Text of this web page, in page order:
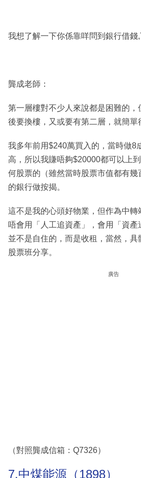
我想了解一下你係靠咩問到銀行借錢
龔成老師：
第一層樓對不少人來說都是困難的，
後要換樓，又或要有第二層，就簡單
我多年前用$240萬買入的，當時做8
高，所以我賺唔夠$20000都可以上
何股票的（雖然當時股票市值都有
的銀行做按揭。
這不是我的心頭好物業，但作為中
唔會用「人工追資產」，會用「資
並不是自住的，而是收租，當然，
股票班分享。
廣告
（對照龔成信箱：Q7326）
7.中煤能源（1898）